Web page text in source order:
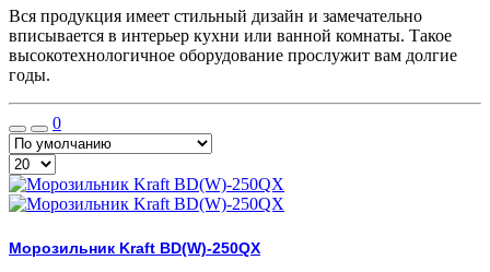
Вся продукция имеет стильный дизайн и замечательно
вписывается в интерьер кухни или ванной комнаты. Такое
высокотехнологичное оборудование прослужит вам долгие
годы.
0
Морозильник Kraft BD(W)-250QX